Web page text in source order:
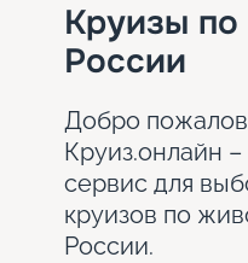
Круизы по
России
Добро
Круиз.онлайн
сервис для
круизов по
России.